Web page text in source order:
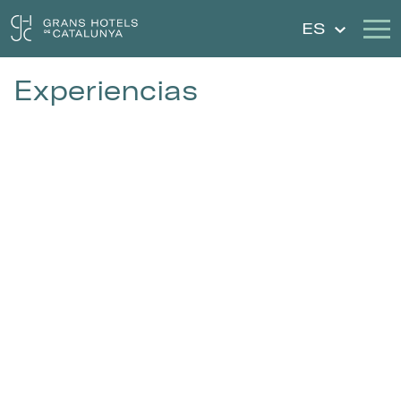
ES
Nuestros Hoteles
Experiencias